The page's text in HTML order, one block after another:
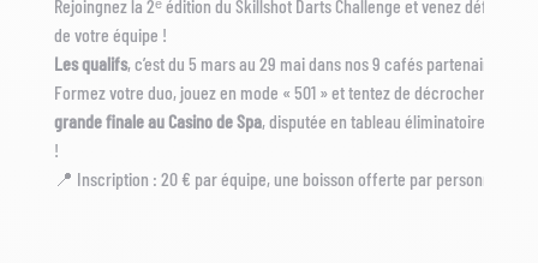
Rejoingnez la 2ᵉ édition du Skillshot Darts Challenge et venez défendre
de votre équipe !
Les qualifs, c’est du 5 mars au 29 mai dans nos 9 cafés partenaires de
Formez votre duo, jouez en mode « 501 » et tentez de décrocher votre
grande finale au Casino de Spa, disputée en tableau éliminatoire.
!
📍 Inscription : 20 € par équipe, une boisson offerte par personne